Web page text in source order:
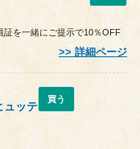
証を一緒にご提示で10％OFF
詳細ページ
ュッテ
買う